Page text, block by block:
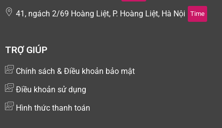
41, ngách 2/69 Hoàng Liệt, P. Hoàng Liệt, Hà Nội Time
TRỢ GIÚP
Chính sách & Điều khoản bảo mật
Điều khoản sử dụng
Hình thức thanh toán